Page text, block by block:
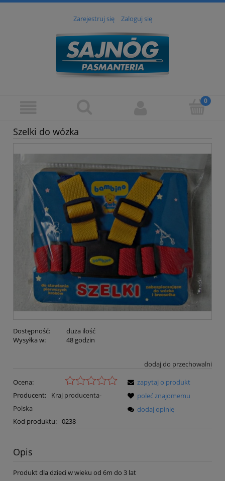
Zarejestruj się Zaloguj się
Szelki do wózka
Dostępność:
duża ilość
Wysyłka w:
48 godzin
dodaj do przechowalni
Ocena:
Producent:
Kraj producenta-
Polska
Kod produktu: 0238
zapytaj o produkt
poleć znajomemu
dodaj opinię
Opis
Produkt dla dzieci w wieku od 6m do 3 lat